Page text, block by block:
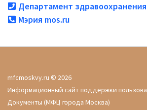
Департамент здравоохранения
Мэрия mos.ru
mfcmoskvy.ru © 2026
Информационный сайт поддержки
Документы (МФЦ города Москва)